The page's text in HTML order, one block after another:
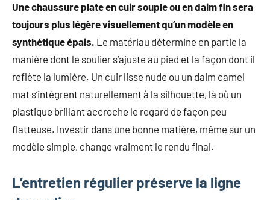
Une chaussure plate en cuir souple ou en daim fin sera
toujours plus légère visuellement qu’un modèle en
synthétique épais. Le matériau détermine en partie la
manière dont le soulier s’ajuste au pied et la façon dont il
reflète la lumière. Un cuir lisse nude ou un daim camel
mat s’intègrent naturellement à la silhouette, là où un
plastique brillant accroche le regard de façon peu
flatteuse. Investir dans une bonne matière, même sur un
modèle simple, change vraiment le rendu final.
L’entretien régulier préserve la ligne